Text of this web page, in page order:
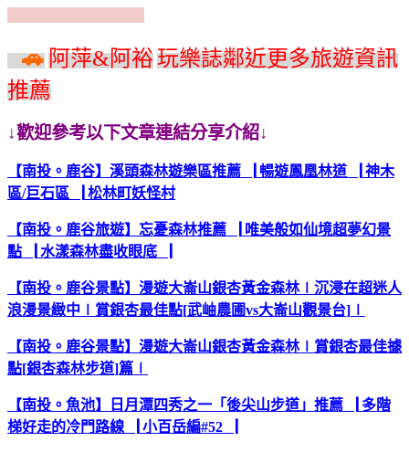
🚗阿萍&阿裕玩樂誌鄰近更多旅遊資訊
推薦
↓歡迎參考以下文章連結分享介紹↓
【南投。鹿谷】溪頭森林遊樂區推薦 暢遊鳳凰林道
神木
區/巨石區 松林町妖怪村
【南投。鹿谷旅遊】忘憂森林推薦 唯美般如仙境超夢幻景
點
水漾森林盡收眼底
【南投。鹿谷景點】漫遊大崙山銀杏黃金森林∣沉浸在超迷人
浪漫景緻中∣賞銀杏最佳點[武岫農圃vs大崙山觀景台]
【南投。鹿谷景點】漫遊大崙山銀杏黃金森林∣ 賞銀杏最佳據
點[銀杏森林步道]篇
【南投。魚池】日月潭四秀之一「後尖山步道」推薦
多階
梯好走的冷門路線
小百岳編#52